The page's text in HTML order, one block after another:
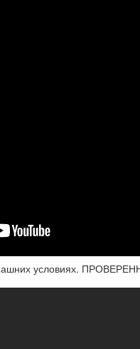
условиях.